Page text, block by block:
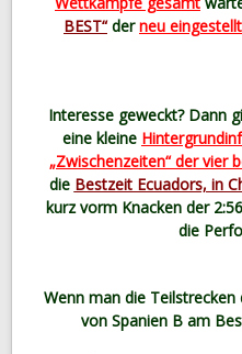
BEST“derneu
Interesse geweckt? Dann
eine kleine
„Zwischenzeiten“ der vier
die Bestzeit Ecuadors, in
kurz vorm Knacken der
die
Wenn man die
von Spanien B am